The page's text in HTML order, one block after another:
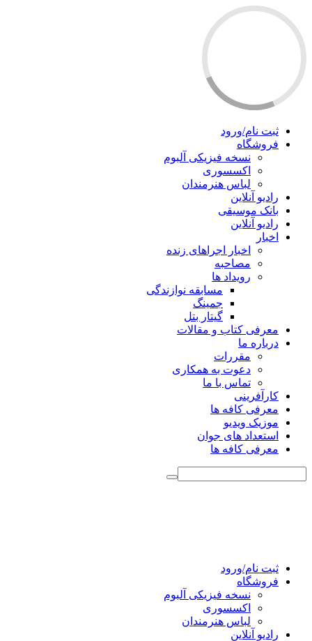
ثبت نام/ورود
فروشگاه
نسخه فیزیکی آلبوم
اکسسوری
لباس هنرمندان
رادیو آنلاین
بانک موسیقی
رادیو آنلاین
اخبار
اخبار اجراهای زنده
مصاحبه
رویداد ها
مسابقه نوازندگی
جمینگ
گیتار بتل
معرفی کتاب و مقالات
درباره ما
مقررات
دعوت به همکاری
تماس با ما
کارآفرینی
معرفی کافه ها
موزیک ویدیو
استعداد های جوان
معرفی کافه ها
ثبت نام/ورود
فروشگاه
نسخه فیزیکی آلبوم
اکسسوری
لباس هنرمندان
رادیو آنلاین